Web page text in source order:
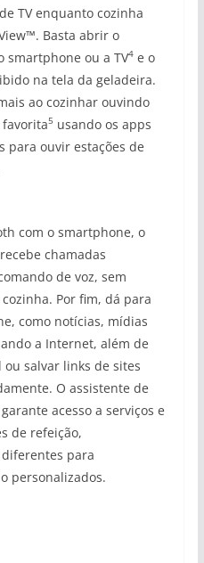
TV enquanto cozinha
Basta abrir o
smartphone ou a TV4e o
na tela da geladeira.
ao cozinhar ouvindo
5 usando os apps
para ouvir estações de
com o smartphone, o
chamadas
de voz, sem
Por fim, dá para
como notícias, mídias
a Internet, além de
salvar links de sites
O assistente de
acesso a serviços e
de refeição,
para
personalizados.